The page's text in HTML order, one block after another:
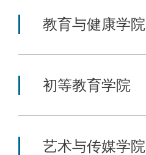
教育与健康学院
初等教育学院
艺术与传媒学院